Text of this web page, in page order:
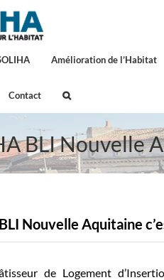
Amélioration de l’Habitat
Contact
BLI Nouvelle
Nouvelle Aquitaine
de Logement